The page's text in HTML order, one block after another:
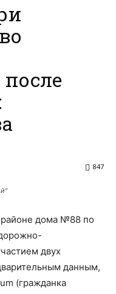
847
районе дома №88 по
двух
данным,
(гражданка